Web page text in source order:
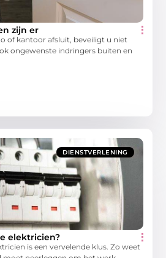
zijn er
of kantoor afsluit, beveiligt u niet
ongewenste indringers buiten en
DIENSTVERLENING
elektricien?
is een vervelende klus. Zo weet